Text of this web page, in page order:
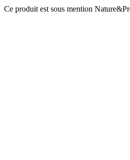
Ce produit est sous mention